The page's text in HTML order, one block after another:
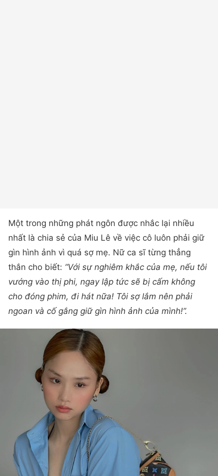
Một trong những phát ngôn được nhắc lại nhiều
nhất là chia sẻ của Miu Lê về việc cô luôn phải giữ
gìn hình ảnh vì quá sợ mẹ. Nữ ca sĩ từng thẳng
thắn cho biết: “Với sự nghiêm khắc của mẹ, nếu tôi
vướng vào thị phi, ngay lập tức sẽ bị cấm không
cho đóng phim, đi hát nữa! Tôi sợ lắm nên phải
ngoan và cố gắng giữ gìn hình ảnh của mình!”.